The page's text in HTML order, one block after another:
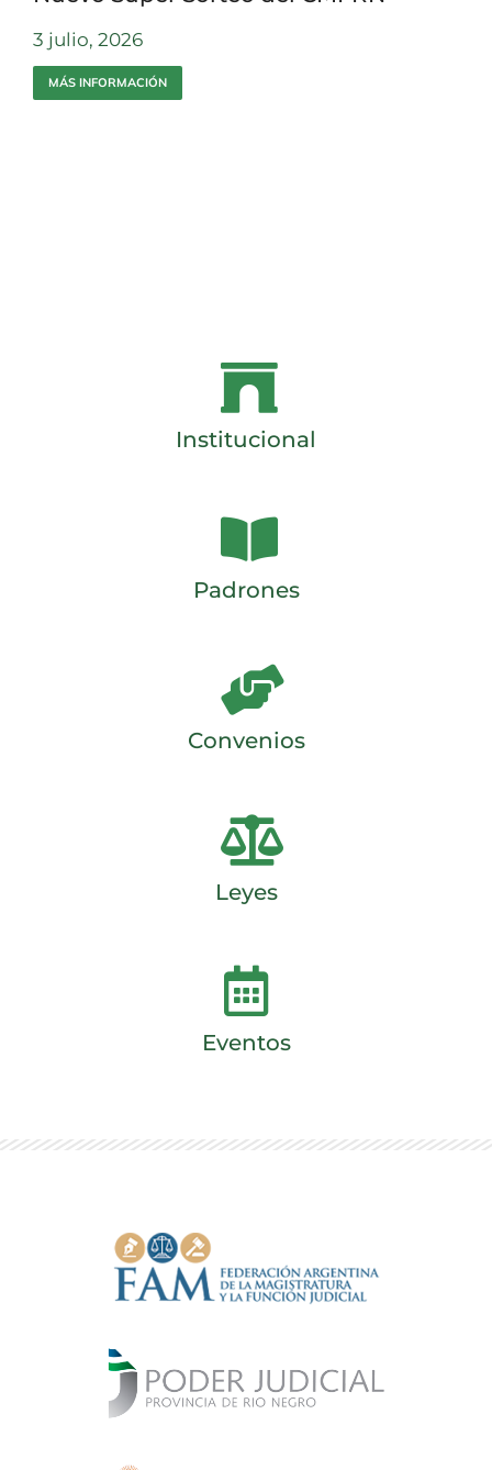
3 julio, 2026
MÁS INFORMACIÓN
Institucional
Padrones
Convenios
Leyes
Eventos